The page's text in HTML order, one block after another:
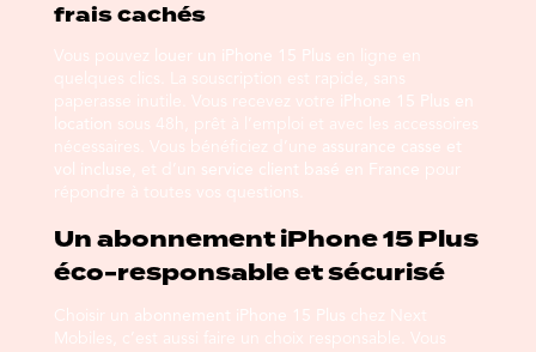
frais cachés
Vous pouvez louer un iPhone 15 Plus en ligne en
quelques clics. La souscription est rapide, sans
paperasse inutile. Vous recevez votre
iPhone 15 Plus en
location sous 48h, prêt à l’emploi et avec les accessoires
nécessaires. Vous bénéficiez d’une assurance casse et
vol incluse , et d’un service client basé en France pour
répondre à toutes vos questions.
Un abonnement iPhone 15 Plus
éco-responsable et sécurisé
Choisir un abonnement iPhone 15 Plus chez Next
Mobiles, c’est aussi faire un choix responsable. Vous